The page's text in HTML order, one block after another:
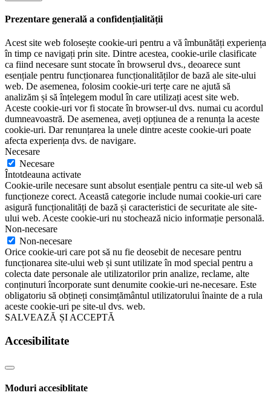
Prezentare generală a confidențialității
Acest site web folosește cookie-uri pentru a vă îmbunătăți experiența
în timp ce navigați prin site. Dintre acestea, cookie-urile clasificate
ca fiind necesare sunt stocate în browserul dvs., deoarece sunt
esențiale pentru funcționarea funcționalităților de bază ale site-ului
web. De asemenea, folosim cookie-uri terțe care ne ajută să
analizăm și să înțelegem modul în care utilizați acest site web.
Aceste cookie-uri vor fi stocate în browser-ul dvs. numai cu acordul
dumneavoastră. De asemenea, aveți opțiunea de a renunța la aceste
cookie-uri. Dar renunțarea la unele dintre aceste cookie-uri poate
afecta experiența dvs. de navigare.
Necesare
Necesare
Întotdeauna activate
Cookie-urile necesare sunt absolut esențiale pentru ca site-ul web să
funcționeze corect. Această categorie include numai cookie-uri care
asigură funcționalități de bază și caracteristici de securitate ale site-
ului web. Aceste cookie-uri nu stochează nicio informație personală.
Non-necesare
Non-necesare
Orice cookie-uri care pot să nu fie deosebit de necesare pentru
funcționarea site-ului web și sunt utilizate în mod special pentru a
colecta date personale ale utilizatorilor prin analize, reclame, alte
conținuturi încorporate sunt denumite cookie-uri ne-necesare. Este
obligatoriu să obțineți consimțământul utilizatorului înainte de a rula
aceste cookie-uri pe site-ul dvs. web.
SALVEAZĂ ȘI ACCEPTĂ
Accesibilitate
Moduri accesiblitate